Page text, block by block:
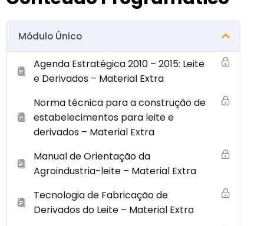
Módulo Único
Agenda Estratégica 2010 – 2015: Leite
e Derivados – Material Extra
Norma técnica para a construção de
estabelecimentos para leite e
derivados – Material Extra
Manual de Orientação da
Agroindustria-leite – Material Extra
Tecnologia de Fabricação de
Derivados do Leite – Material Extra